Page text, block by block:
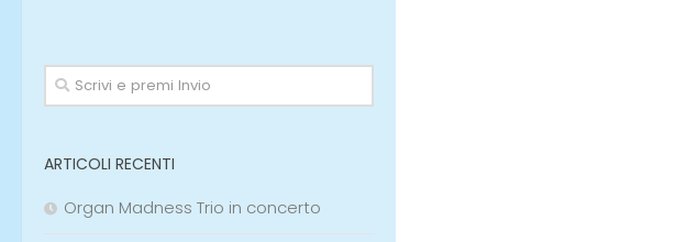
ARTICOLI RECENTI
Organ Madness Trio in concerto